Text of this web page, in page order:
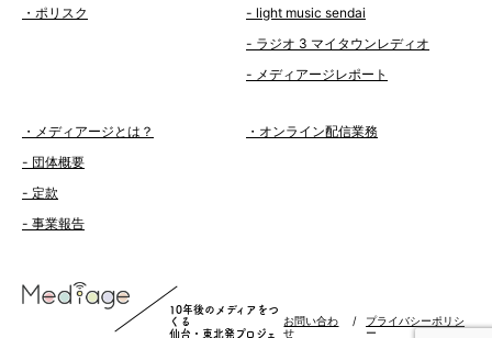
・ポリスク
- light music sendai
- ラジオ 3 マイタウンレディオ
- メディアージレポート
・メディアージとは？
- 団体概要
- 定款
- 事業報告
・オンライン配信業務
10年後のメディアをつ
くる
仙台・東北発プロジェ
お問い合わ
せ
/
プライバシーポリシ
ー